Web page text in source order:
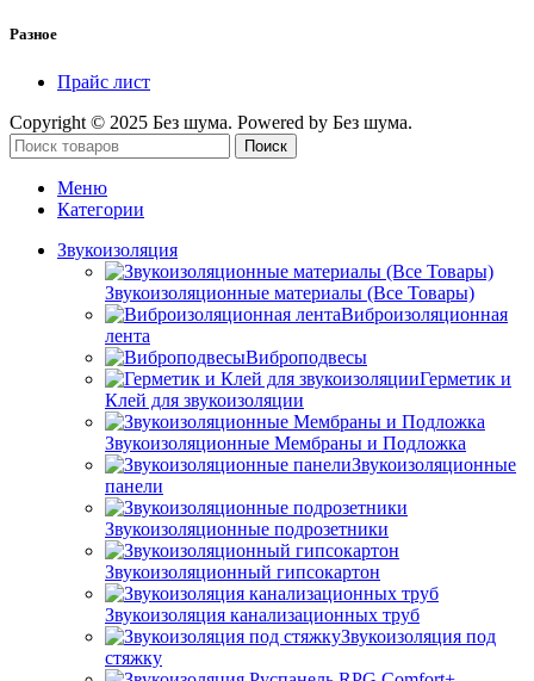
Разное
Прайс лист
Copyright © 2025 Без шума. Powered by Без шума.
Поиск
Меню
Категории
Звукоизоляция
Звукоизоляционные материалы (Все Товары)
Виброизоляционная
лента
Виброподвесы
Герметик и
Клей для звукоизоляции
Звукоизоляционные Мембраны и Подложка
Звукоизоляционные
панели
Звукоизоляционные подрозетники
Звукоизоляционный гипсокартон
Звукоизоляция канализационных труб
Звукоизоляция под
стяжку